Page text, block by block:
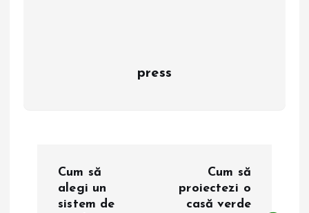
press
Cum să
alegi un
sistem de
Cum să
proiectezi o
casă verde